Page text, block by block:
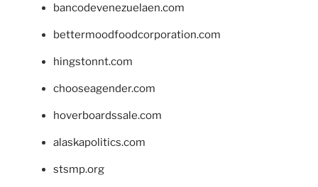
bancodevenezuelaen.com
bettermoodfoodcorporation.com
hingstonnt.com
chooseagender.com
hoverboardssale.com
alaskapolitics.com
stsmp.org